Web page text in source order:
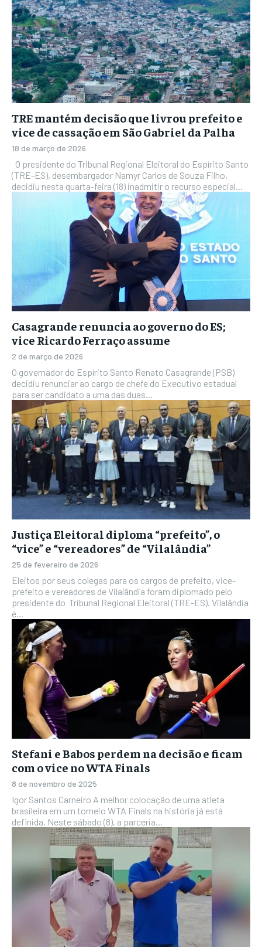
TRE mantém decisão que livrou prefeito e
vice de cassação em São Gabriel da Palha
18 de março de 2026
(TRE-ES), desembargador Namyr Carlos de Souza Filho,
decidiu nesta quarta-feira (18) inadmitir o recurso especial...
Casagrande renuncia ao governo do ES;
vice Ricardo Ferraço assume
2 de março de 2026
O governador do Espírito Santo Renato Casagrande (PSB)
decidiu renunciar ao cargo de chefe do Executivo estadual
para ser candidato a uma das duas...
Justiça Eleitoral diploma “prefeito”, o
“vice” e “vereadores” de “Vilalândia”
25 de fevereiro de 2026
Eleitos por seus colegas para os cargos de prefeito, vice-
prefeito e vereadores de Vilalândia foram diplomado pelo
presidente do Tribunal Regional Eleitoral (TRE-ES). Vilalândia
é...
Stefani e Babos perdem na decisão e ficam
com o vice no WTA Finals
8 de novembro de 2025
Igor Santos Carneiro A melhor colocação de uma atleta
brasileira em um torneio WTA Finals na história já está
definida. Neste sábado (8), a parceria...